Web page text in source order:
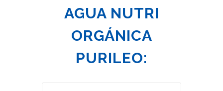
AGUA NUTRI
ORGÁNICA
PURILEO: